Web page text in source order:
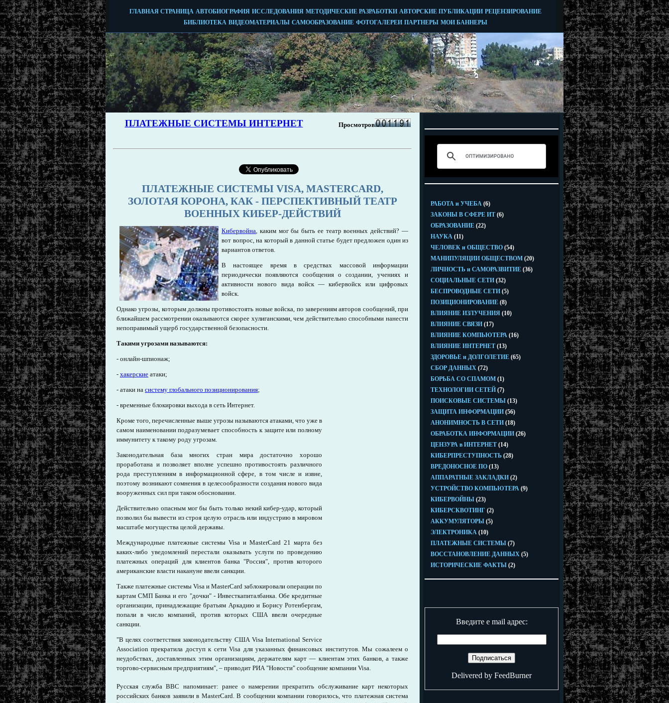
ПЛАТЕЖНЫЕ СИСТЕМЫ VISA, MASTERCARD,
ЗОЛОТАЯ КОРОНА, КАК - ПЕРСПЕКТИВНЫЙ ТЕАТР
ВОЕННЫХ КИБЕР-ДЕЙСТВИЙ
Кибервойна, каким мог бы быть ее театр военных действий? —
вот вопрос, на который в данной статье будет предложен один из
вариантов ответов.
В настоящее время в средствах массовой информации
периодически появляются сообщения о создании, учениях и
активности нового вида войск — кибервойск или цифровых
войск.
Однако угрозы, которым должны противостоять новые войска, по заверениям авторов сообщений, при
ближайшем рассмотрении оказываются скорее хулиганскими, чем действительно способными нанести
непоправимый ущерб государственной безопасности.
Такими угрозами называются:
- онлайн-шпионаж;
- хакерские атаки;
- атаки на систему глобального позиционирования;
- временные блокировки выхода в сеть Интернет.
Кроме того, перечисленные выше угрозы называются атаками, что уже в
самом наименовании подразумевает способность к защите или полному
иммунитету к такому роду угрозам.
Законодательная база многих стран мира достаточно хорошо
проработана и позволяет вполне успешно противостоять различного
рода преступлениям в информационной сфере, в том числе и извне,
поэтому возникают сомнения в целесообразности создания нового вида
вооруженных сил при таком обосновании.
Действительно опасным мог бы быть только некий кибер-удар, который
позволил бы вывести из строя целую отрасль или индустрию в мировом
масштабе могущества целой державы.
Международные платежные системы Visa и MasterCard 21 марта без
каких-либо уведомлений перестали оказывать услуги по проведению
платежных операций для клиентов банка "Россия", против которого
американские власти накануне ввели санкции.
Также платежные системы Visa и MasterCard заблокировали операции по
картам СМП Банка и его "дочки" - Инвесткапиталбанка. Обе кредитные
организации, принадлежащие братьям Аркадию и Борису Ротенбергам,
попали в число компаний, против которых США ввели очередные
санкции.
"В целях соответствия законодательству США Visa International Service
Association прекратила доступ к сети Visa для указанных финансовых институтов. Мы сожалеем о
неудобствах, доставленных этим организациям, держателям карт — клиентам этих банков, а также
торгово-сервисным предприятиям", – приводит РИА "Новости" сообщение компании Visa.
Русская служба BBC напоминает: ранее о намерении прекратить обслуживание карт некоторых
российских банков заявили в MasterCard. В сообщении компании говорилось, что платежная система